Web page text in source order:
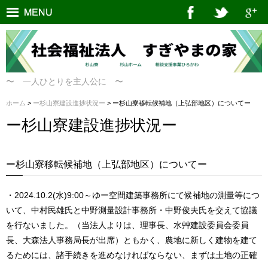
〜 一人ひとりを主人公に 〜
ホーム > ー杉山寮建設進捗状況ー > ー杉山寮移転候補地（上弘部地区）についてー
ー杉山寮建設進捗状況ー
ー杉山寮移転候補地（上弘部地区）についてー
・2024.10.2(水)9:00～ゆー空間建築事務所にて候補地の測量等につ
いて、中村民雄氏と中野測量設計事務所・中野俊夫氏を交えて協議
を行ないました。（当法人よりは、理事長、水艸建設委員会委員
長、大森法人事務局長が出席）ともかく、農地に新しく建物を建て
るためには、諸手続きを進めなければならない、まずは土地の正確